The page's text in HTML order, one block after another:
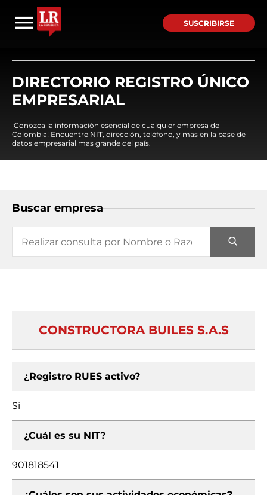
SUSCRIBIRSE
DIRECTORIO REGISTRO ÚNICO
EMPRESARIAL
¡Conozca la información esencial de cualquier empresa de
Colombia! Encuentre NIT, dirección, teléfono, y mas en la base de
datos empresarial mas grande del país.
Buscar empresa
CONSTRUCTORA BUILES S.A.S
¿Registro RUES activo?
Si
¿Cuál es su NIT?
901818541